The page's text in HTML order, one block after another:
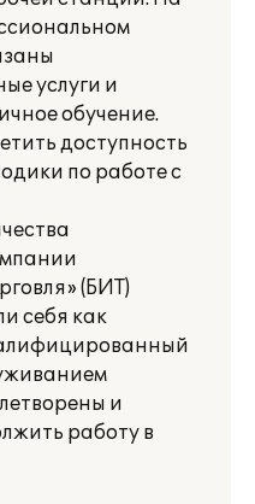
услуги и
обучение.
доступность
по работе с
(БИТ)
себя как
и
работу в